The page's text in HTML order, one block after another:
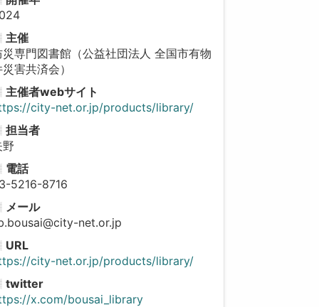
主催
災専門図書館（公益社団法人 全国市有物
害共済会）
主催者webサイト
city-net.or.jp/products/library/
担当者
野
電話
5216-8716
メール
net.or.jp
URL
city-net.or.jp/products/library/
twitter
x.com/bousai_library